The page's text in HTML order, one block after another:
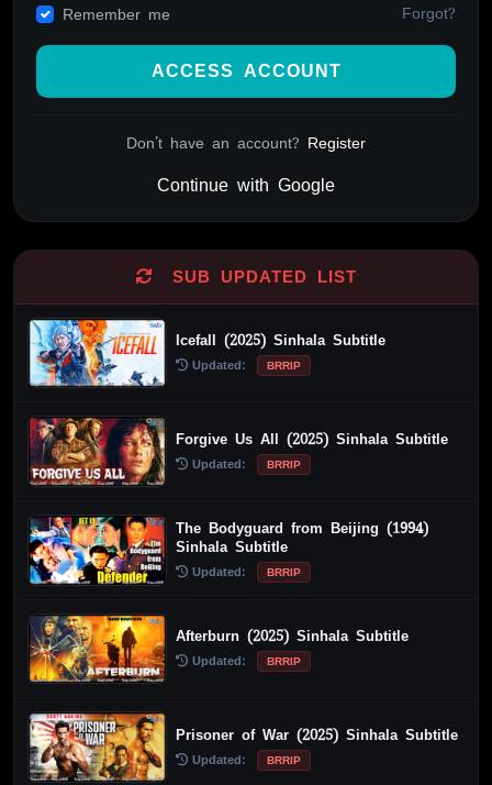
Remember me Forgot?
ACCESS ACCOUNT
Don't have an account? Register
Continue with Google
SUB UPDATED LIST
Icefall (2025) Sinhala Subtitle
Updated: BRRIP
Forgive Us All (2025) Sinhala Subtitle
Updated: BRRIP
The Bodyguard from Beijing (1994)
Sinhala Subtitle
Updated: BRRIP
Afterburn (2025) Sinhala Subtitle
Updated: BRRIP
Prisoner of War (2025) Sinhala Subtitle
Updated: BRRIP